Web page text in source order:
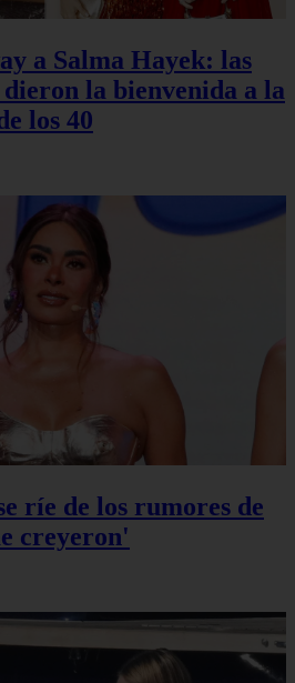
a Salma Hayek: las
la bienvenida a la
los 40
ríe de los rumores de
creyeron'